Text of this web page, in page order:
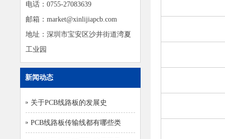
电话：0755-27083639
邮箱：market@xinlijiapcb.com
地址：深圳市宝安区沙井街道湾夏
工业园
新闻动态
关于PCB线路板的发展史
PCB线路板传输线都有哪些类